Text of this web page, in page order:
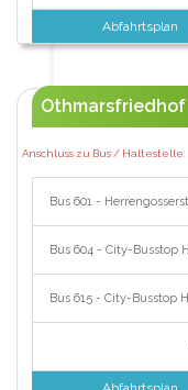
Abfahrtsplan
Othmarsfriedhof
Anschluss zu Bus / Haltestelle:
Bus 601 -
Bus 604 - City-Busstop
Bus 615 - City-Busstop